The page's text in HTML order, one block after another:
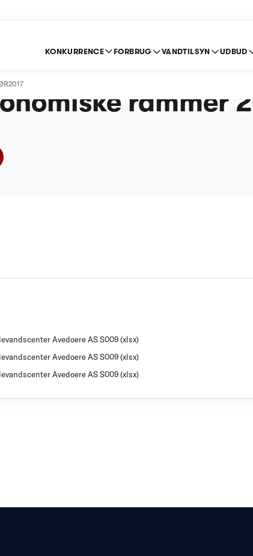
KONKURRENCE FORBRUG VANDTILSYN UDBUD
rammer
Avedoere AS S009 (xlsx)
Avedoere AS S009 (xlsx)
Avedoere AS S009 (xlsx)